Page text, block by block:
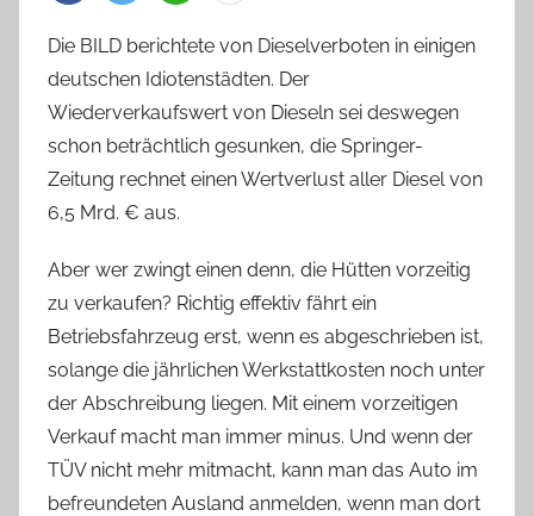
Die BILD berichtete von Dieselverboten in einigen
deutschen Idiotenstädten. Der
Wiederverkaufswert von Dieseln sei deswegen
schon beträchtlich gesunken, die Springer-
Zeitung rechnet einen Wertverlust aller Diesel von
6,5 Mrd. € aus.
Aber wer zwingt einen denn, die Hütten vorzeitig
zu verkaufen? Richtig effektiv fährt ein
Betriebsfahrzeug erst, wenn es abgeschrieben ist,
solange die jährlichen Werkstattkosten noch unter
der Abschreibung liegen. Mit einem vorzeitigen
Verkauf macht man immer minus. Und wenn der
TÜV nicht mehr mitmacht, kann man das Auto im
befreundeten Ausland anmelden, wenn man dort